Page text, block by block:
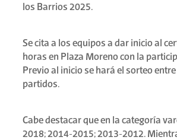
los Barrios 2025.
Se cita a los equipos a dar inicio al
horas en Plaza Moreno con la
Previo al inicio se hará el sorteo
partidos.
Cabe destacar que en la categoría
2018; 2014-2015; 2013-2012.